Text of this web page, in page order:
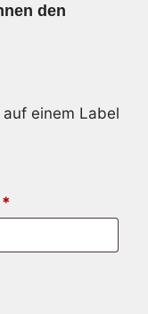
den
einem Label
*